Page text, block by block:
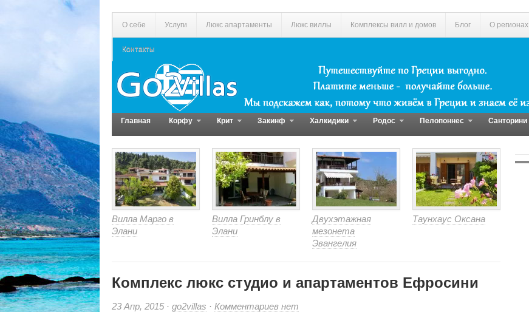
О себе Услуги Люкс апартаменты Люкс виллы Комплексы вилл и домов Блог О регионах
Контакты
Главная Корфу Крит Закинф Халкидики Родос Пелопоннес Санторини
Вилла Марго в
Элани
Вилла Гринблу в
Элани
Двухэтажная
мезонета
Эвангелия
Таунхаус Оксана
Комплекс люкс студио и апартаментов Ефросини
23 Апр, 2015 · go2villas · Комментариевкнет